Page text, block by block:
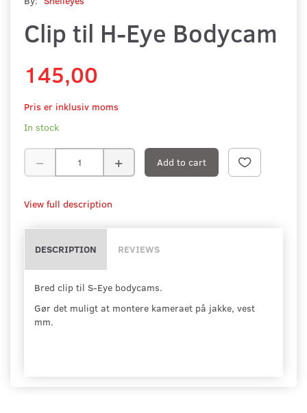
Clip til H-Eye Bodycam
145,00
Pris er inklusiv moms
In stock
Add to cart
View full description
DESCRIPTION REVIEWS
Bred clip til S-Eye bodycams.
Gør det muligt at montere kameraet på jakke, vest
mm.